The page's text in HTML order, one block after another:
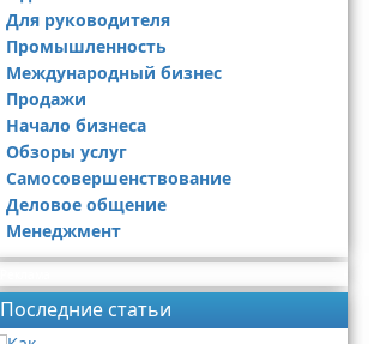
Для руководителя
Промышленность
Международный бизнес
Продажи
Начало бизнеса
Обзоры услуг
Самосовершенствование
Деловое общение
Менеджмент
Последние статьи